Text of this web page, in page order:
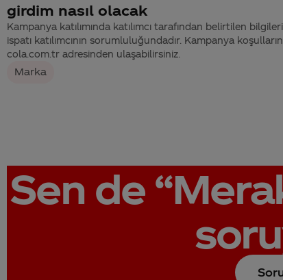
girdim nasıl olacak
Kampanya katılımında katılımcı tarafından belirtilen
ispatı katılımcının sorumluluğundadır. Kampanya
cola.com.tr adresinden ulaşabilirsiniz.
Marka
Sen de